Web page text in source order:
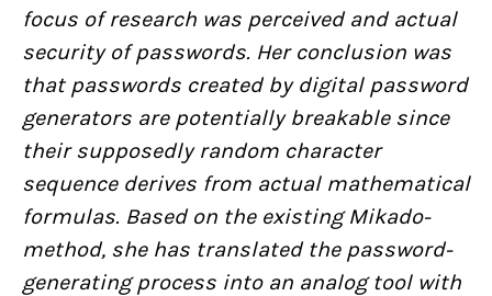
focus of research was perceived and actual
security of passwords. Her conclusion was
that passwords created by digital password
generators are potentially breakable since
their supposedly random character
sequence derives from actual mathematical
formulas. Based on the existing Mikado-
method, she has translated the password-
generating process into an analog tool with